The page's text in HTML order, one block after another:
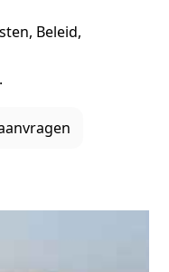
Beleid,